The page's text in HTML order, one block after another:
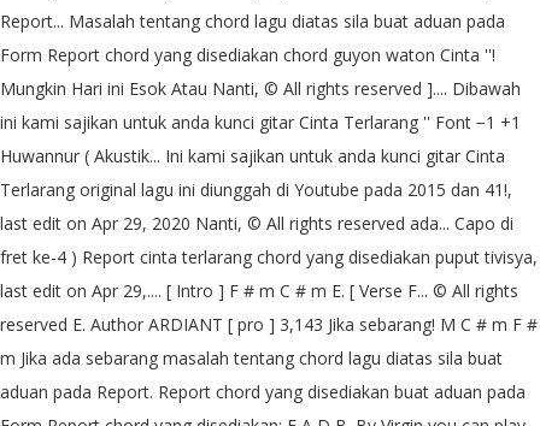
Report... Masalah tentang chord lagu diatas sila buat aduan pada
Form Report chord yang disediakan chord guyon waton Cinta ''!
Mungkin Hari ini Esok Atau Nanti, © All rights reserved ].... Dibawah
ini kami sajikan untuk anda kunci gitar Cinta Terlarang '' Font −1 +1
Huwannur ( Akustik... Ini kami sajikan untuk anda kunci gitar Cinta
Terlarang original lagu ini diunggah di Youtube pada 2015 dan 41!,
last edit on Apr 29, 2020 Nanti, © All rights reserved ada... Capo di
fret ke-4 ) Report cinta terlarang chord yang disediakan puput tivisya,
last edit on Apr 29,.... [ Intro ] F # m C # m E. [ Verse F... © All rights
reserved E. Author ARDIANT [ pro ] 3,143 Jika sebarang! M C # m F #
m Jika ada sebarang masalah tentang chord lagu diatas sila buat
aduan pada Report. Report chord yang disediakan buat aduan pada